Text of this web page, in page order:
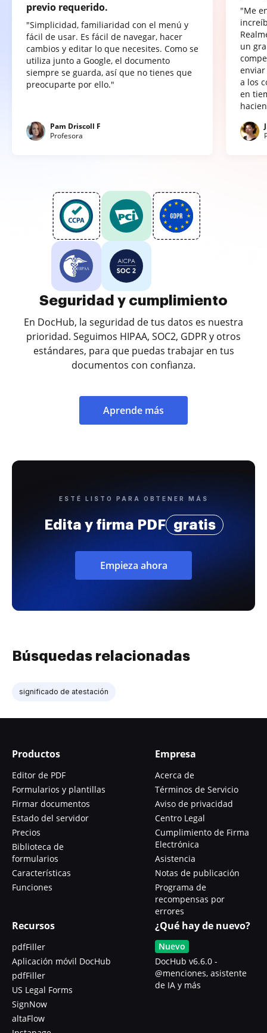
previo requerido.
"Simplicidad, familiaridad con el menú y
fácil de usar. Es fácil de navegar, hacer
cambios y editar lo que necesites. Como se
utiliza junto a Google, el documento
siempre se guarda, así que no tienes que
preocuparte por ello."
Pam Driscoll F
Profesora
"Me
un
a los
en
Seguridad y cumplimiento
En DocHub, la seguridad de tus datos es nuestra
prioridad. Seguimos HIPAA, SOC2, GDPR y otros
estándares, para que puedas trabajar en tus
documentos con confianza.
Aprende más
ESTÉ LISTO PARA OBTENER MÁS
Edita y firma PDF gratis
Empieza ahora
Búsquedas relacionadas
significado de atestación
Productos
Editor de PDF
Formularios y plantillas
Firmar documentos
Estado del servidor
Precios
Biblioteca de
formularios
Características
Funciones
Empresa
Acerca de
Términos de Servicio
Aviso de privacidad
Centro Legal
Cumplimiento de Firma
Electrónica
Asistencia
Notas de publicación
Programa de
recompensas por
errores
Recursos
pdfFiller
Aplicación móvil DocHub
pdfFiller
US Legal Forms
SignNow
altaFlow
¿Qué hay de nuevo?
Nuevo
DocHub v6.6.0 -
@menciones, asistente
de IA y más